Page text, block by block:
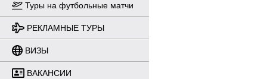
Туры на футбольные матчи
РЕКЛАМНЫЕ ТУРЫ
ВИЗЫ
ВАКАНСИИ